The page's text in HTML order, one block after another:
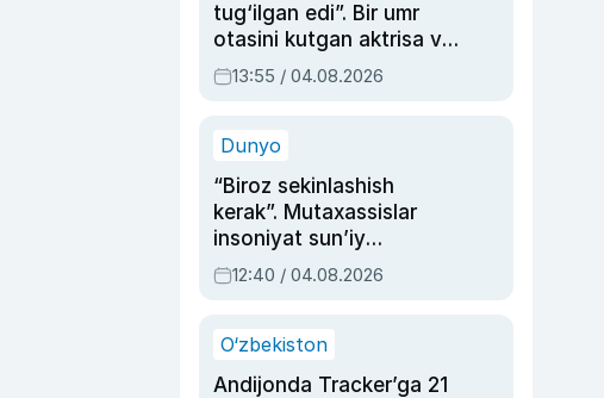
tug‘ilgan edi”. Bir umr
otasini kutgan aktrisa va
dublyaj ustasi Rimma
Ahmedovaning
13:55 / 04.08.2026
Dunyo
“Biroz sekinlashish
kerak”. Mutaxassislar
insoniyat sun’iy
intellektni boshqara
olmay qolishidan xavotir
12:40 / 04.08.2026
O‘zbekiston
Andijonda Tracker’ga 21